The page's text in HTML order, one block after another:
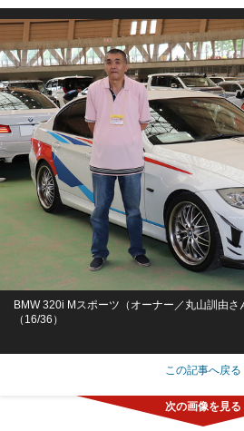
BMW 320i Mスポーツ（オーナー／丸山訓由さ
（16/36）
この記事へ戻る